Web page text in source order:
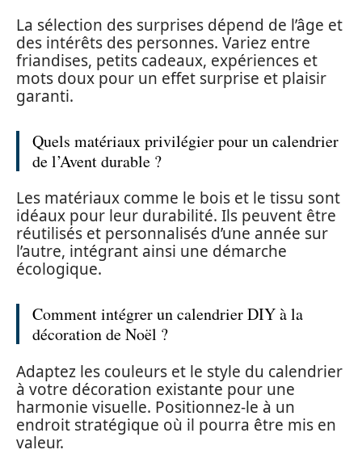
La sélection des surprises dépend de l’âge et
des intérêts des personnes. Variez entre
friandises, petits cadeaux, expériences et
mots doux pour un effet surprise et plaisir
garanti.
Quels matériaux privilégier pour un calendrier
de l’Avent durable ?
Les matériaux comme le bois et le tissu sont
idéaux pour leur durabilité. Ils peuvent être
réutilisés et personnalisés d’une année sur
l’autre, intégrant ainsi une démarche
écologique.
Comment intégrer un calendrier DIY à la
décoration de Noël ?
Adaptez les couleurs et le style du calendrier
à votre décoration existante pour une
harmonie visuelle. Positionnez-le à un
endroit stratégique où il pourra être mis en
valeur.